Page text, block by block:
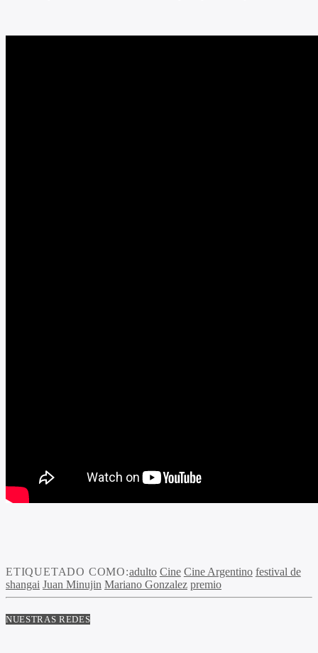
ETIQUETADO COMO:adulto Cine Cine Argentino festival de
shangai Juan Minujin Mariano Gonzalez premio
NUESTRAS REDES